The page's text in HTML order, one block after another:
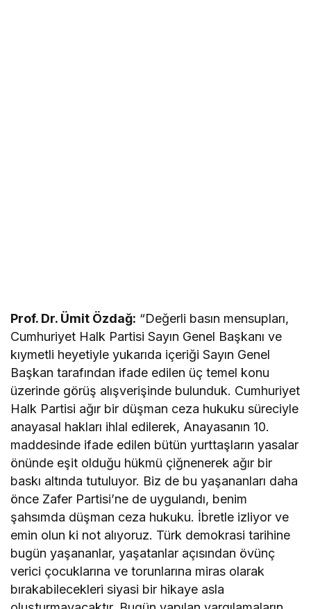
Prof. Dr. Ümit Özdağ: “Değerli basın mensupları,
Cumhuriyet Halk Partisi Sayın Genel Başkanı ve
kıymetli heyetiyle yukarıda içeriği Sayın Genel
Başkan tarafından ifade edilen üç temel konu
üzerinde görüş alışverişinde bulunduk. Cumhuriyet
Halk Partisi ağır bir düşman ceza hukuku süreciyle
anayasal hakları ihlal edilerek, Anayasanın 10.
maddesinde ifade edilen bütün yurttaşların yasalar
önünde eşit olduğu hükmü çiğnenerek ağır bir
baskı altında tutuluyor. Biz de bu yaşananları daha
önce Zafer Partisi’ne de uygulandı, benim
şahsımda düşman ceza hukuku. İbretle izliyor ve
emin olun ki not alıyoruz. Türk demokrasi tarihine
bugün yaşananlar, yaşatanlar açısından övünç
verici çocuklarına ve torunlarına miras olarak
bırakabilecekleri siyasi bir hikaye asla